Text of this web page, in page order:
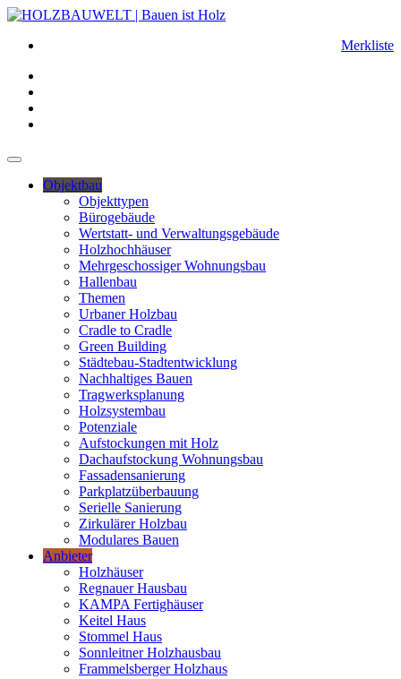
Merkliste
Objektbau
Objekttypen
Bürogebäude
Wertstatt- und Verwaltungsgebäude
Holzhochhäuser
Mehrgeschossiger Wohnungsbau
Hallenbau
Themen
Urbaner Holzbau
Cradle to Cradle
Green Building
Städtebau-Stadtentwicklung
Nachhaltiges Bauen
Tragwerksplanung
Holzsystembau
Potenziale
Aufstockungen mit Holz
Dachaufstockung Wohnungsbau
Fassadensanierung
Parkplatzüberbauung
Serielle Sanierung
Zirkulärer Holzbau
Modulares Bauen
Anbieter
Holzhäuser
Regnauer Hausbau
KAMPA Fertighäuser
Keitel Haus
Stommel Haus
Sonnleitner Holzhausbau
Frammelsberger Holzhaus